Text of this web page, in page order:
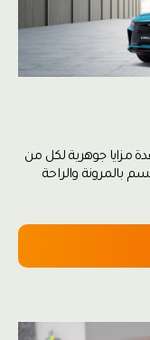
مزايا جوهرية لكل من
بالمرونة والراحة